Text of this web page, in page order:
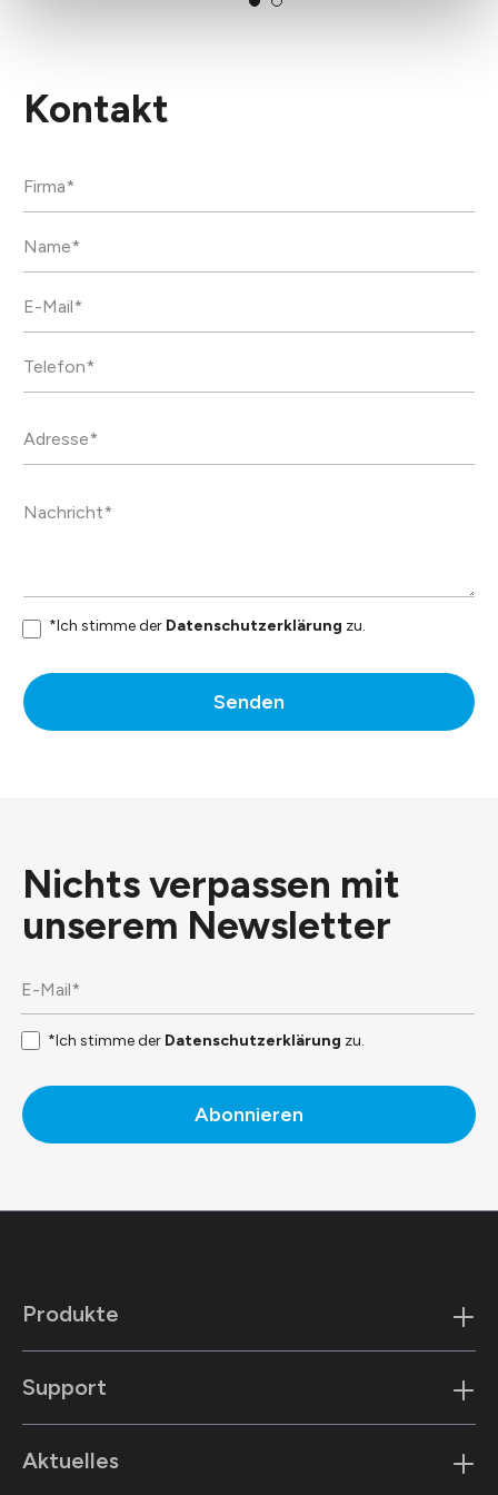
Kontakt
*Ich stimme der Datenschutzerklärung zu.
Senden
Nichts verpassen mit
unserem Newsletter
*Ich stimme der Datenschutzerklärung zu.
Abonnieren
Produkte
Support
Aktuelles